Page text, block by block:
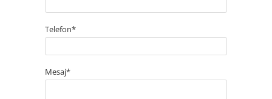
Telefon*
Mesaj*